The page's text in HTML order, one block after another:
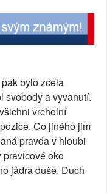
bylo zcela
svobody a vyvanutí.
vrcholní
Co jiného jim
pravda v hloubi
pravicové oko
jádra duše. Duch